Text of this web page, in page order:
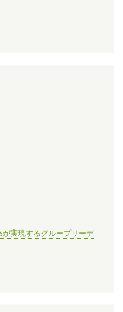
が実現するグループリーデ